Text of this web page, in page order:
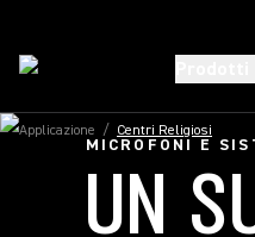
Applicazione / Centri Religiosi
MICROFONI E
UN